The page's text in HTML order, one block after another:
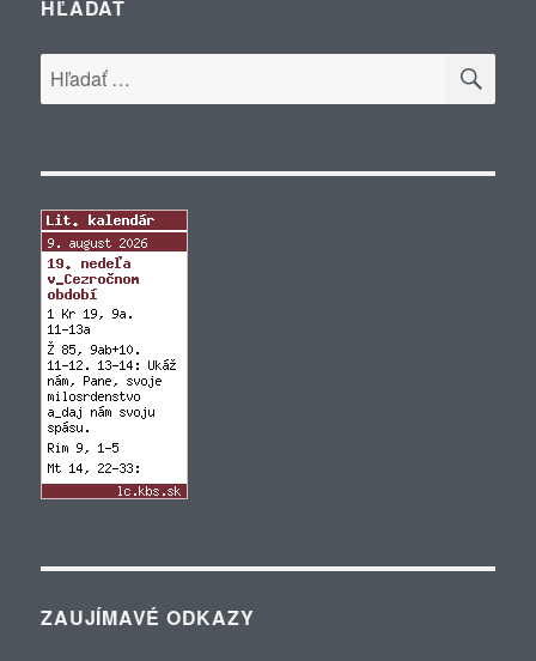
HĽADAŤ
Hľadať:
ZAUJÍMAVÉ ODKAZY